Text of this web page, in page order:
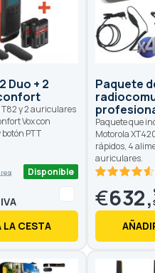
Duo + 2
T82 y 2 auriculares
Vox con
PTT
Disponible
LA CESTA
Paquete
Paquete que
Motorola
rápidos, 4
auriculares.
€632,